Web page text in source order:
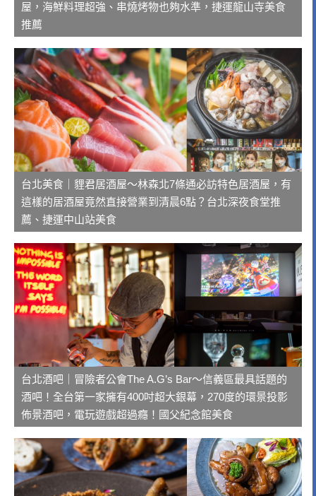
屋，海鮮料理超強、串燒烤物也夠水準，捷運龍山寺美食
推薦
台北美食｜貍君居酒屋～林森北7條通必訪特色居酒屋，有
這樣的居酒屋竟然直接營業到清晨6點？台北深夜食堂推
薦、捷運中山站美食
台北酒吧｜冒險者公會The A.G’s Bar～信義區最具話題的
酒吧！全台第一家擁有400吋超大銀幕，270度的環景投影
佈景酒吧，電玩遊戲超過癮！國父紀念館美食